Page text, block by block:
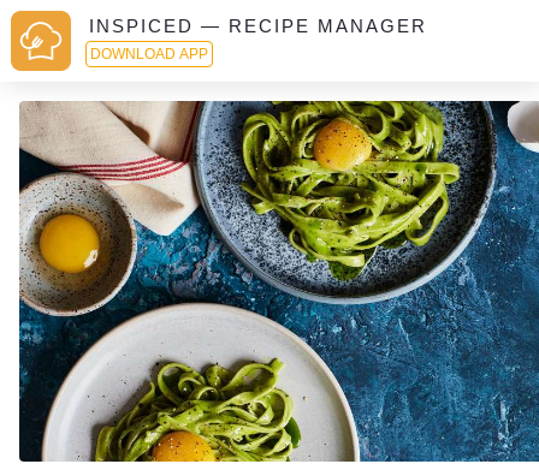
INSPICED — RECIPE MANAGER
DOWNLOAD APP